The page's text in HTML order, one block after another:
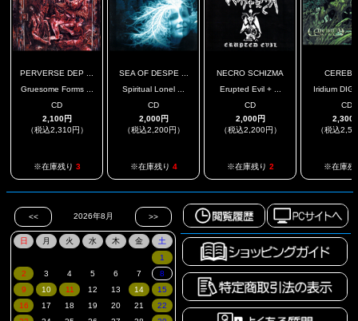
PERVERSE DEP ...
Gruesome Forms ...
CD
2,100円
（税込2,310円）
※在庫残り 3
SEA OF DESPE ...
Spiritual Lonel ...
CD
2,000円
（税込2,200円）
※在庫残り 4
NECRO SCHIZMA
Erupted Evil + ...
CD
2,000円
（税込2,200円）
※在庫残り 2
Iridium
CD
2,300
（税込
※在庫残